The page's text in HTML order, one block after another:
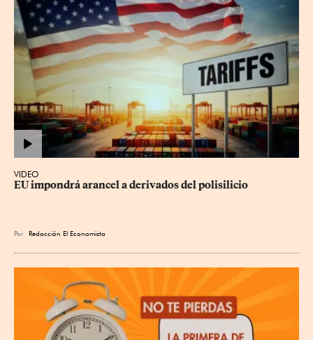
VIDEO
EU impondrá arancel a derivados del polisilicio
Por Redacción El Economista